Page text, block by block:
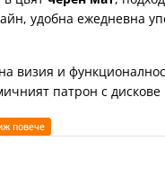
удобна ежедневна
визия и
патрон с